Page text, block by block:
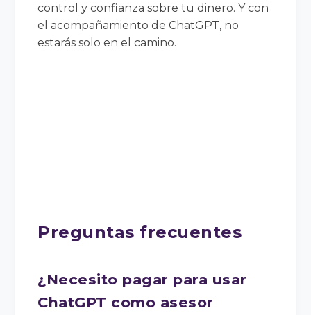
control y confianza sobre tu dinero. Y con
el acompañamiento de ChatGPT, no
estarás solo en el camino.
Preguntas frecuentes
¿Necesito pagar para usar
ChatGPT como asesor